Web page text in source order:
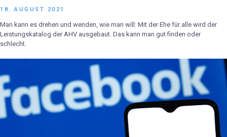
18. AUGUST 2021
Man kann es drehen und wenden, wie man will: Mit der Ehe für alle wird der
Leistungskatalog der AHV ausgebaut. Das kann man gut finden oder
schlecht.